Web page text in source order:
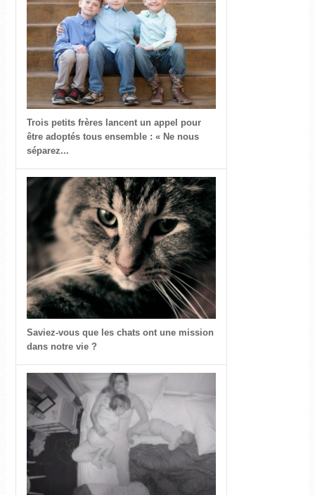
Trois petits frères lancent un appel pour
être adoptés tous ensemble : « Ne nous
séparez...
Saviez-vous que les chats ont une mission
dans notre vie ?